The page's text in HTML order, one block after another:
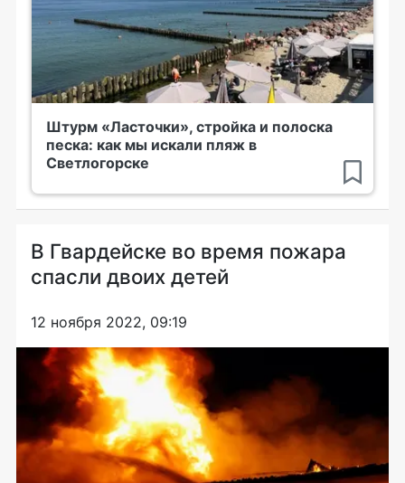
Штурм «Ласточки», стройка и полоска
песка: как мы искали пляж в
Светлогорске
В Гвардейске во время пожара
спасли двоих детей
12 ноября 2022, 09:19